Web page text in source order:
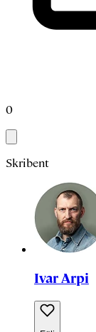
0
Skribent
Ivar Arpi